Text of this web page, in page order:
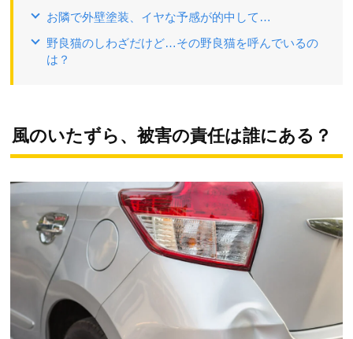
お隣で外壁塗装、イヤな予感が的中して…
野良猫のしわざだけど…その野良猫を呼んでいるの
は？
風のいたずら、被害の責任は誰にある？